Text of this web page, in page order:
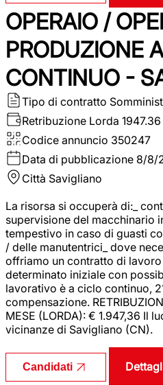
OPERAIO /
PRODUZIONE
CONTINUO -
Tipo di contratto
Retribuzione Lorda
Codice annuncio 350247
Data di pubblicazione 8/8/
Città Savigliano
La risorsa si occuperà di:_
supervisione del macchinario
tempestivo in caso di guasti
/ delle manutentrici_ dove
offriamo un contratto di
determinato iniziale con
lavorativo è a ciclo continuo,
compensazione.
MESE (LORDA): € 1.947,36 Il
vicinanze di Savigliano (CN).
Candidati